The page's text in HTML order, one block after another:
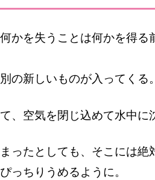
かを失うことは何かを得る
の新しいものが入ってくる。
、空気を閉じ込めて水中に
ったとしても、そこには絶
っちりうめるように。